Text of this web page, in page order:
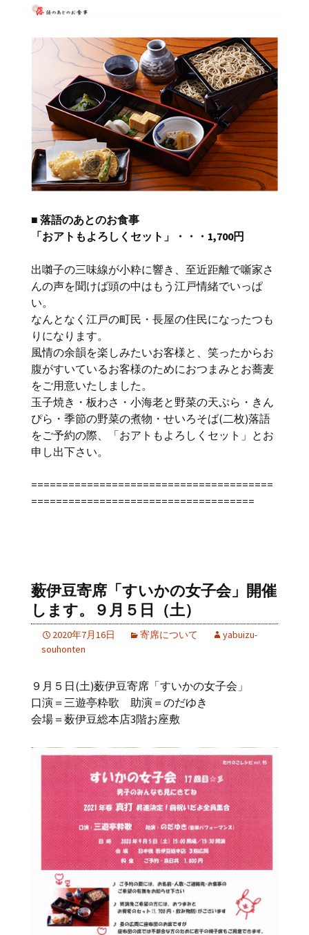
■ 落語のあとのお食事
「おアトもよろしくセット」・・・1,700円
出囃子の三味線が小粋に響き、至近距離で噺家さ
んの声を聞けば頭の中はもう江戸情緒でいっぱ
い。
なんとなく江戸の町民・長屋の住民になったつも
りになります。
風情の余韻を楽しみたいお客様と、笑ったからお
腹がすいているお客様のためにおつまみとお蕎麦
をご用意いたしました。
玉子焼き・板わさ・小海老と野菜の天ぷら・きん
ぴら・季節の野菜の煮物・せいろそば(二枚)落語
をご予約の際、「おアトもよろしくセット」とお
申し出下さい。
=======================================
====================================
薮伊豆寄席「すいかの女子会」開催
します。９月５日（土）
2020年7月16日 寄席について
yabuizu-
souhonten
９月５日(土)薮伊豆寄席「すいかの女子会」
口演＝三遊亭粋歌 助演＝のだゆき
会場＝薮伊豆総本店3階お座敷